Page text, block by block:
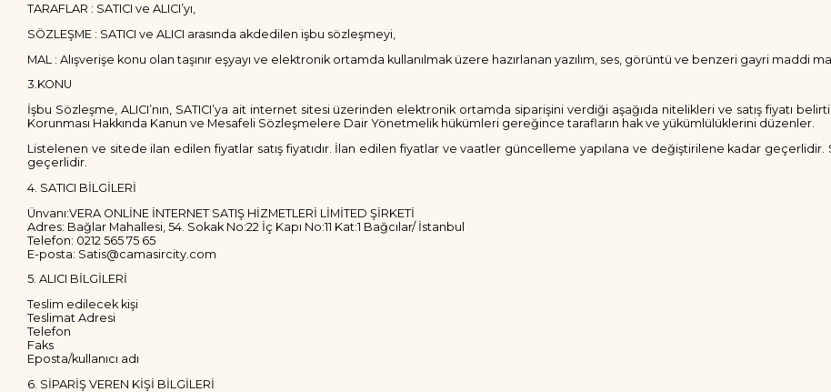
TARAFLAR : SATICI ve ALICI’yı,
SÖZLEŞME : SATICI ve ALICI arasında akdedilen işbu sözleşmeyi,
MAL : Alışverişe konu olan taşınır eşyayı ve elektronik ortamda kullanılmak üzere hazırlanan yazılım, ses, görüntü ve benzeri gayri maddi
3.KONU
İşbu Sözleşme, ALICI’nın, SATICI’ya ait internet sitesi üzerinden elektronik ortamda siparişini verdiği aşağıda nitelikleri ve satış fiyatı
Korunması Hakkında Kanun ve Mesafeli Sözleşmelere Dair Yönetmelik hükümleri gereğince tarafların hak ve yükümlülüklerini düzenler.
Listelenen ve sitede ilan edilen fiyatlar satış fiyatıdır. İlan edilen fiyatlar ve vaatler güncelleme yapılana ve değiştirilene kadar
geçerlidir.
4. SATICI BİLGİLERİ
Ünvanı:VERA ONLİNE İNTERNET SATIŞ HİZMETLERİ LİMİTED ŞİRKETİ
Adres: Bağlar Mahallesi, 54. Sokak No:22 İç Kapı No:11 Kat:1 Bağcılar/ İstanbul
Telefon: 0212 565 75 65
E-posta: Satis@camasircity.com
5. ALICI BİLGİLERİ
Teslim edilecek kişi
Teslimat Adresi
Telefon
Faks
Eposta/kullanıcı adı
6. SİPARİŞ VEREN KİŞİ BİLGİLERİ